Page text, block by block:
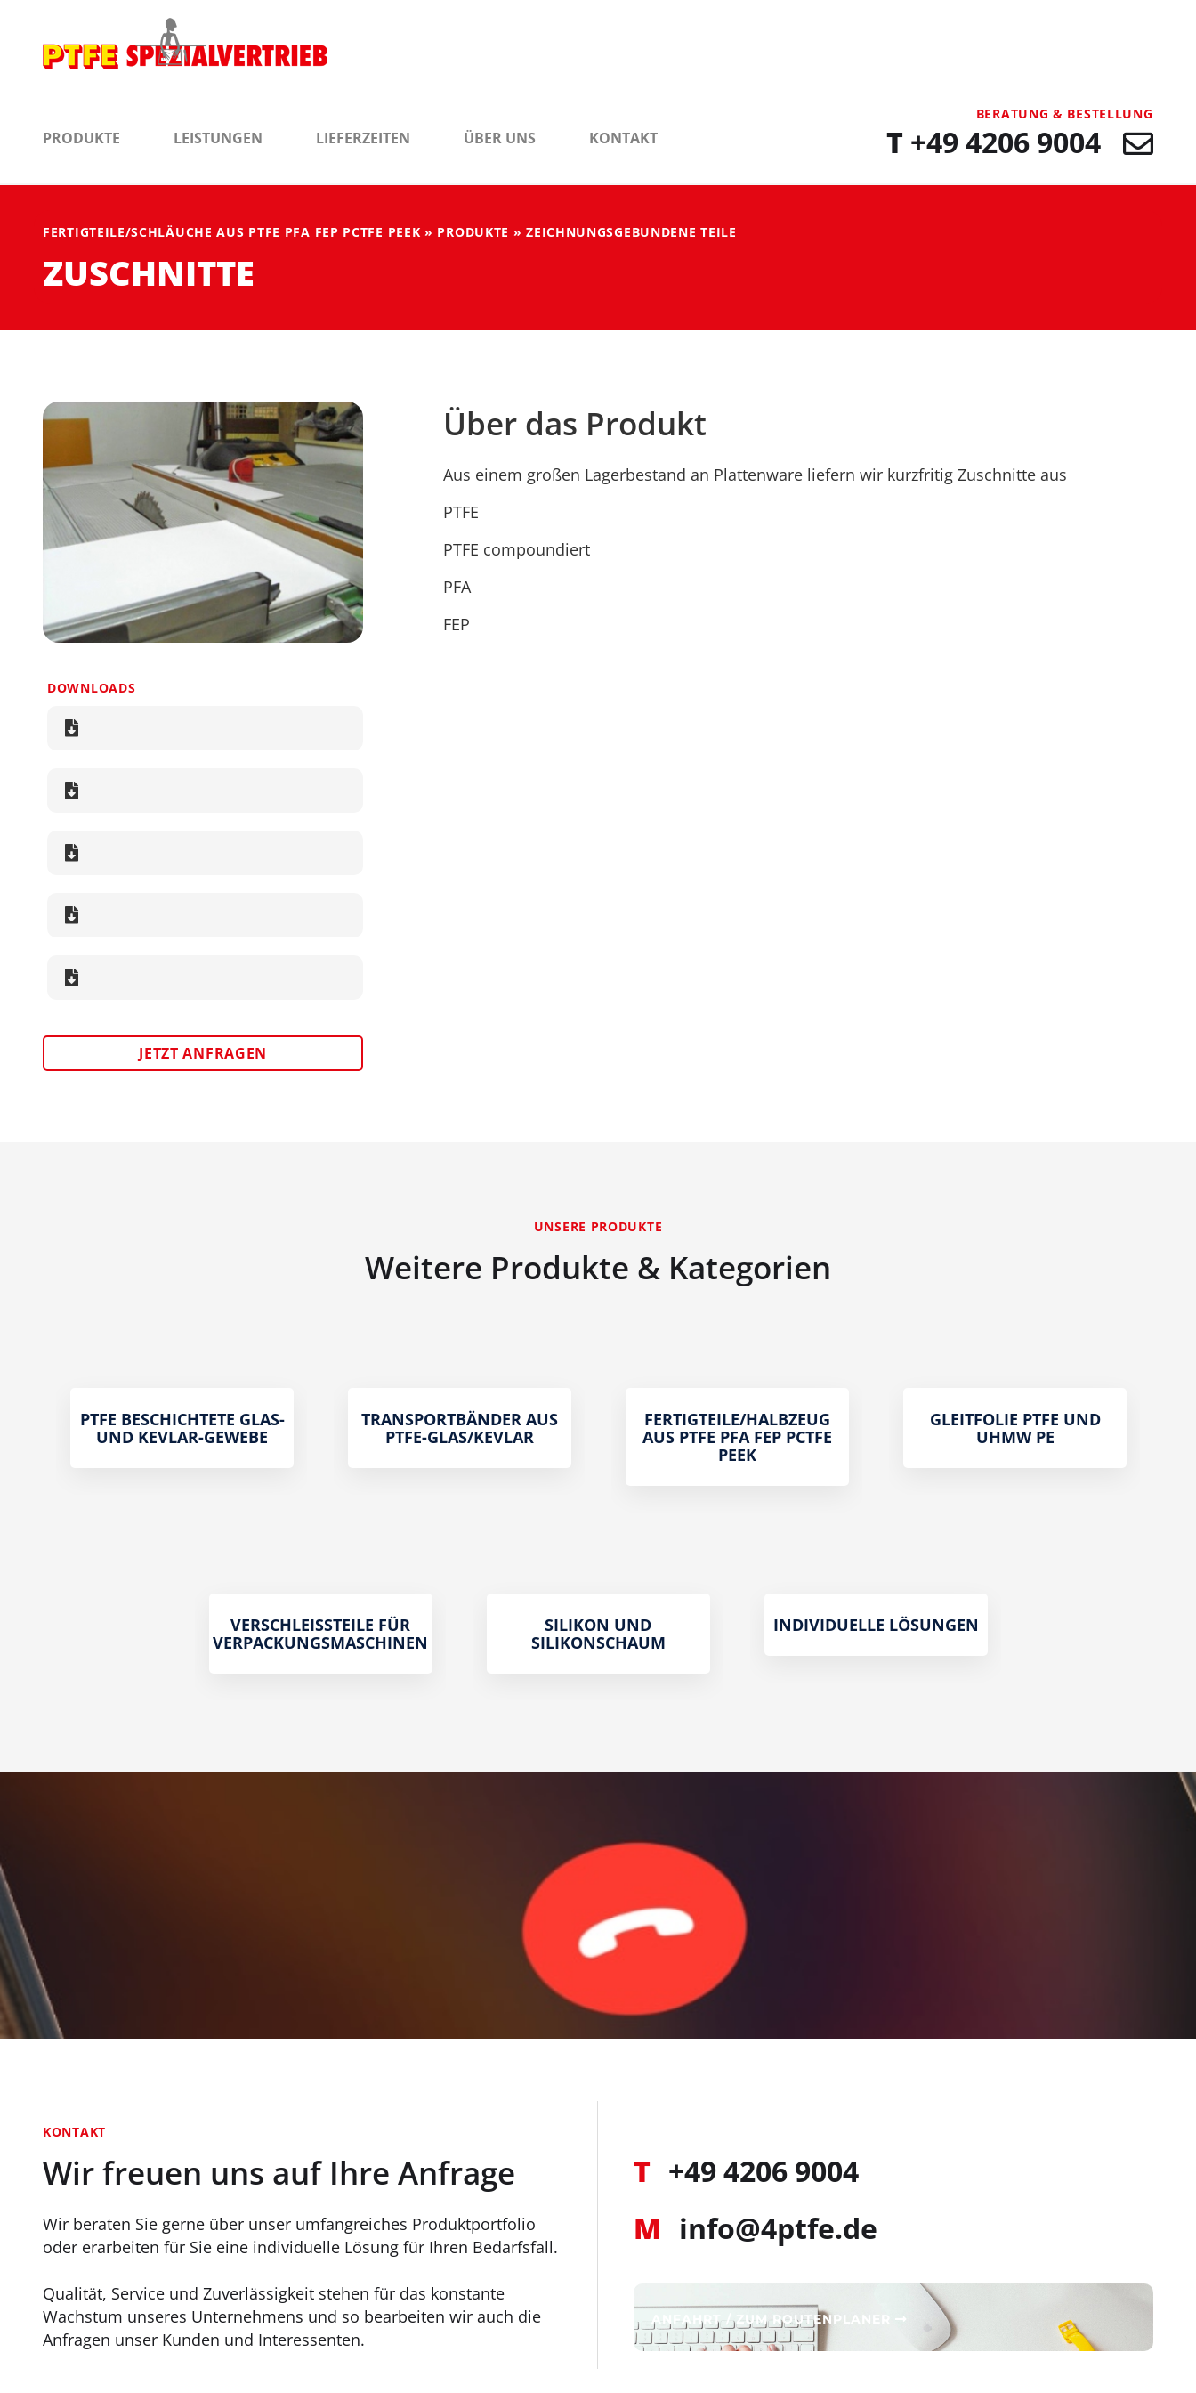
PRODUKTE LEISTUNGEN LIEFERZEITEN ÜBER UNS KONTAKT
BERATUNG & BESTELLUNG
T+49 4206 9004
FERTIGTEILE/SCHLÄUCHE AUS PTFE PFA FEP PCTFE PEEK » PRODUKTE »ZEICHNUNGSGEBUNDENE TEILE
ZUSCHNITTE
DOWNLOADS
JETZT ANFRAGEN
Über das Produkt
Aus einem großen Lagerbestand an Plattenware liefern wir kurzfritig Zuschnitte aus
PTFE
PTFE compoundiert
PFA
FEP
UNSERE PRODUKTE
Weitere Produkte & Kategorien
PTFE BESCHICHTETE GLAS-
UND KEVLAR-GEWEBE
TRANSPORTBÄNDER AUS
PTFE-GLAS/KEVLAR
FERTIGTEILE/HALBZEUG
AUS PTFE PFA FEP PCTFE
PEEK
GLEITFOLIE PTFE UND
UHMW PE
VERSCHLEISSTEILE FÜR V
ERPACKUNGSMASCHINEN
SILIKON UND
SILIKONSCHAUM
INDIVIDUELLE LÖSUNGEN
KONTAKT
Wir freuen uns auf Ihre Anfrage
Wir beraten Sie gerne über unser umfangreiches Produktportfolio
oder erarbeiten für Sie eine individuelle Lösung für Ihren Bedarfsfall.
Qualität, Service und Zuverlässigkeit stehen für das konstante
Wachstum unseres Unternehmens und so bearbeiten wir auch die
Anfragen unser Kunden und Interessenten.
T +49 4206 9004
M info@4ptfe.de
ANFAHRT / ZUM ROUTENPLANER